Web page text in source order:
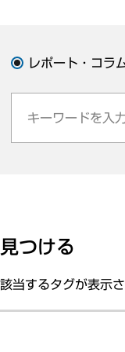
レポート・コラ
つける
当するタグが表示